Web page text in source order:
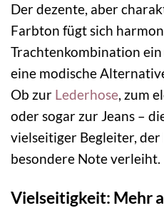
Der dezente, aber
Farbton fügt sich
Trachtenkombination
eine modische
Ob zur Lederhose, zum
oder sogar zur Jeans –
vielseitiger Begleiter,
besondere Note verleiht.
Vielseitigkeit: Mehr